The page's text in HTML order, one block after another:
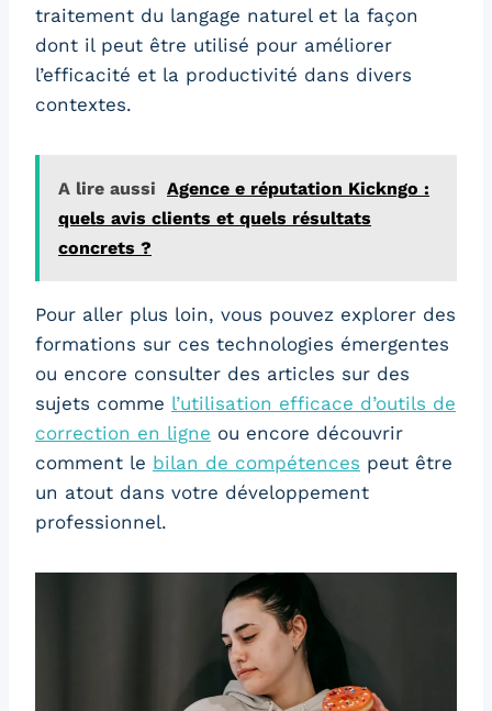
traitement du langage naturel et la façon
dont il peut être utilisé pour améliorer
l’efficacité et la productivité dans divers
contextes.
A lire aussi Agence e réputation Kickngo :
quels avis clients et quels résultats
concrets ?
Pour aller plus loin, vous pouvez explorer des
formations sur ces technologies émergentes
ou encore consulter des articles sur des
sujets comme l’utilisation efficace d’outils de
correction en ligne ou encore découvrir
comment le bilan de compétences peut être
un atout dans votre développement
professionnel.